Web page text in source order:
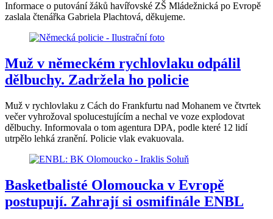
Informace o putování žáků havířovské ZŠ Mládežnická po Evropě
zaslala čtenářka Gabriela Plachtová, děkujeme.
Muž v německém rychlovlaku odpálil
dělbuchy. Zadržela ho policie
Muž v rychlovlaku z Cách do Frankfurtu nad Mohanem ve čtvrtek
večer vyhrožoval spolucestujícím a nechal ve voze explodovat
dělbuchy. Informovala o tom agentura DPA, podle které 12 lidí
utrpělo lehká zranění. Policie vlak evakuovala.
Basketbalisté Olomoucka v Evropě
postupují. Zahrají si osmifinále ENBL